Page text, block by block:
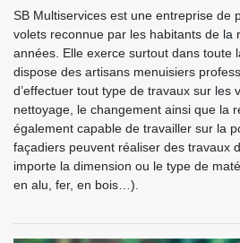
SB Multiservices est une entreprise de
volets reconnue par les habitants de la
années. Elle exerce surtout dans toute
dispose des artisans menuisiers
d’effectuer tout type de travaux sur les
nettoyage, le changement ainsi que la
également capable de travailler sur la
façadiers peuvent réaliser des travaux
importe la dimension ou le type de
en alu, fer, en bois…).